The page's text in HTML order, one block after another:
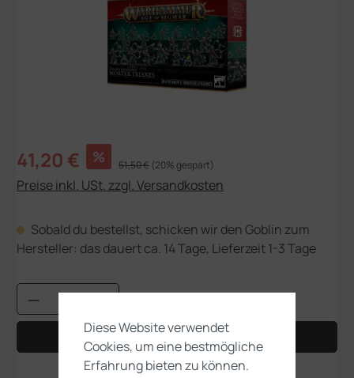
Verkaufspreis:
41,20 € % Regulärer Preis:
51,50 € (20% gespart)
Preise inkl. USt. zzgl. Versandkosten
Sobald du bestellst, schicken wir den Goblin zum
Hersteller: das dauert ca. 14 Tage, Lieferzeit 1-3 Tage
Produkt Anzahl: Gib den gewünschten
In den Warenkorb
Diese Website verwendet
Cookies, um eine bestmögliche
Erfahrung bieten zu können.